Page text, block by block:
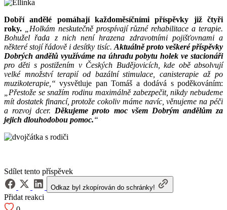
Dobří andělé pomáhají každoměsíčními příspěvky již čtyři
roky.
„Holkám neskutečně prospívají různé rehabilitace a terapie.
Bohužel řada z nich není hrazena zdravotními pojišťovnami a
některé stojí řádově i desítky tisíc. Aktuálně proto veškeré příspěvky
Dobrých andělů využíváme na úhradu pobytu holek ve stacionáři
pro děti s postižením v Českých Budějovicích, kde obě absolvují
velké množství terapií od bazální stimulace, canisterapie až po
muzikoterapie,“ vysvětluje pan Tomáš a dodává s poděkováním:
„Přestože se snažím rodinu maximálně zabezpečit, nikdy nebudeme
mít dostatek financí, protože cokoliv máme navíc, věnujeme na péči
a rozvoj dcer. Děkujeme proto moc všem Dobrým andělům za
jejich dlouhodobou pomoc.“
Sdílet tento příspěvek
Odkaz byl zkopírován do schránky!
Přidat reakci